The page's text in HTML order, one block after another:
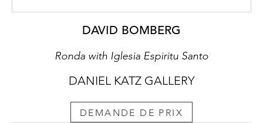
DAVID BOMBERG
Ronda with Iglesia Espiritu Santo
DANIEL KATZ GALLERY
DEMANDE DE PRIX